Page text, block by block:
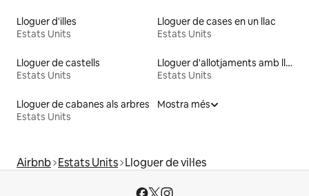
Lloguer d'illes
Estats Units
Lloguer de cases en un llac
Estats Units
Lloguer de castells
Estats Units
Lloguer d'allotjaments amb llit d'alçada accessible
Estats Units
Lloguer de cabanes als arbres
Estats Units
Mostra més
Airbnb Estats Units Lloguer de vil·les